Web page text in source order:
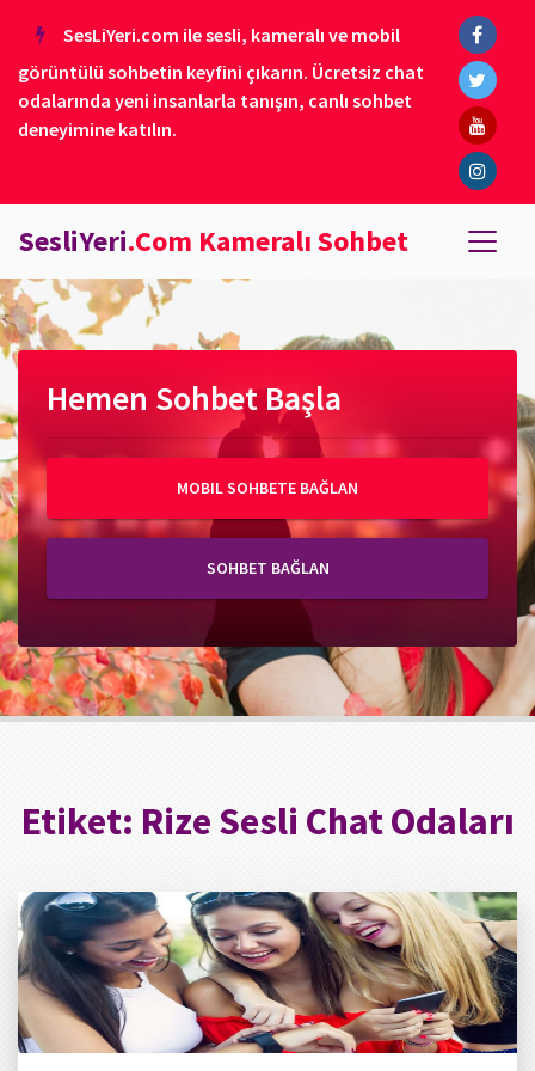
SesLiYeri.com ile sesli, kameralı ve mobil
görüntülü sohbetin keyfini çıkarın. Ücretsiz chat
odalarında yeni insanlarla tanışın, canlı sohbet
deneyimine katılın.
SesliYeri.Com Kameralı Sohbet
Hemen Sohbet Başla
MOBIL SOHBETE BAĞLAN
SOHBET BAĞLAN
Etiket: Rize Sesli Chat Odaları